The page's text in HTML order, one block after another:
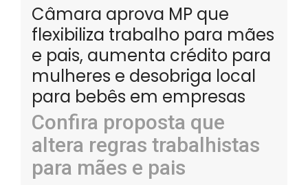
Câmara aprova MP que
flexibiliza trabalho para mães
e pais, aumenta crédito para
mulheres e desobriga local
para bebês em empresas
Confira proposta que
altera regras trabalhistas
para mães e pais